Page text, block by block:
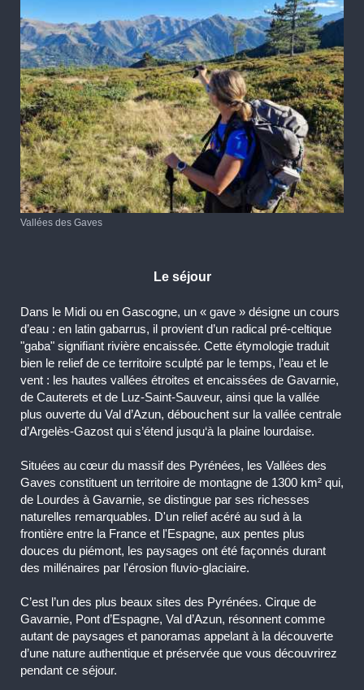
Vallées des Gaves
Le séjour
Dans le Midi ou en Gascogne, un « gave » désigne un cours
d’eau : en latin gabarrus, il provient d’un radical pré-celtique
"gaba" signifiant rivière encaissée. Cette étymologie traduit
bien le relief de ce territoire sculpté par le temps, l’eau et le
vent : les hautes vallées étroites et encaissées de Gavarnie,
de Cauterets et de Luz-Saint-Sauveur, ainsi que la vallée
plus ouverte du Val d’Azun, débouchent sur la vallée centrale
d’Argelès-Gazost qui s’étend jusqu‘à la plaine lourdaise.
Situées au cœur du massif des Pyrénées, les Vallées des
Gaves constituent un territoire de montagne de 1300 km² qui,
de Lourdes à Gavarnie, se distingue par ses richesses
naturelles remarquables. D'un relief acéré au sud à la
frontière entre la France et l'Espagne, aux pentes plus
douces du piémont, les paysages ont été façonnés durant
des millénaires par l'érosion fluvio-glaciaire.
C’est l’un des plus beaux sites des Pyrénées. Cirque de
Gavarnie, Pont d’Espagne, Val d’Azun, résonnent comme
autant de paysages et panoramas appelant à la découverte
d’une nature authentique et préservée que vous découvrirez
pendant ce séjour.